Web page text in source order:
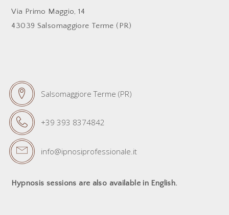
Via Primo Maggio, 14
43039 Salsomaggiore Terme (PR)
Salsomaggiore Terme (PR)
+39 393 8374842
info@ipnosiprofessionale.it
Hypnosis sessions are also available in English.